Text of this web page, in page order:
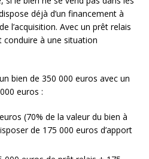
déjà d’un financement à
l’acquisition. Avec un prêt relais
conduire à une situation
bien de 350 000 euros avec un
euros :
(70% de la valeur du bien à
de 175 000 euros d’apport